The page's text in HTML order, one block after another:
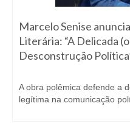
Marcelo Senise
Literária: “A Delicada
Desconstrução
A obra polêmica defende a
legítima na comunicação